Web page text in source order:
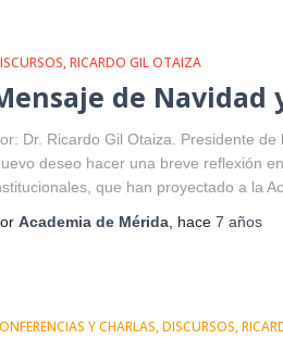
RICARDO GIL OTAIZA
de Navidad
Dr. Ricardo Gil Otaiza. Presidente
deseo hacer una breve reflexión
que han proyectado a la
Academia de Mérida , hace 7 años
Y CHARLAS DISCURSOS